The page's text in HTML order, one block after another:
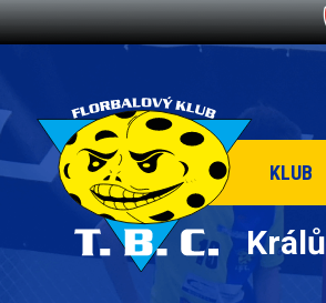
KLUB